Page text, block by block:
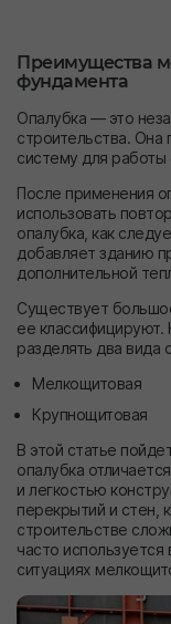
Преимущества
фундамента
Опалубка — это
строительства. Она
систему для
После применения
использовать
опалубка, как
добавляет зданию
дополнительной
Существует
ее
разделять два вида
Мелкощитовая
Крупнощитовая
В этой статье
опалубка
и легкостью
перекрытий и стен,
строительстве
часто
ситуациях